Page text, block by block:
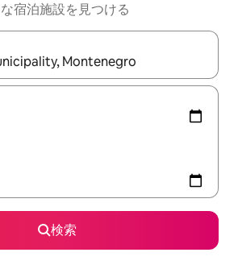
宿泊施設を見つける
たら、上下の矢印キーを使って移動するか
検索